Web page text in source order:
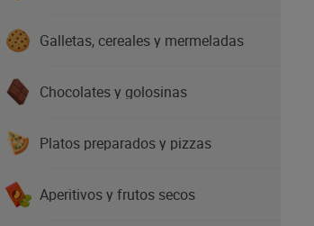
Galletas, cereales y mermeladas
Chocolates y golosinas
Platos preparados y pizzas
Aperitivos y frutos secos